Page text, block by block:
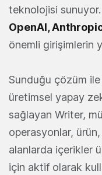
teknolojisi sunuyor.
OpenAI,
önemli girişimlerin
Sunduğu çözüm
üretimsel yapay
sağlayan Writer,
operasyonlar,
alanlarda içerikler
için aktif olarak